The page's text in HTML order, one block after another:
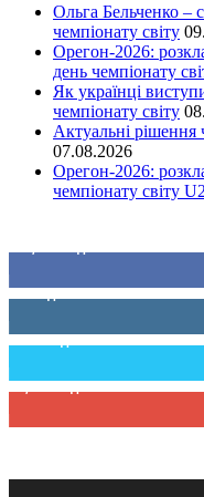
Ольга Бельченко –
чемпіонату світу
Орегон-2026:
день чемпіонату
Як українці
чемпіонату світу
Актуальні
07.08.2026
Орегон-2026:
чемпіонату світу
0 Підписників
234 Підписників
9,370 Підписників